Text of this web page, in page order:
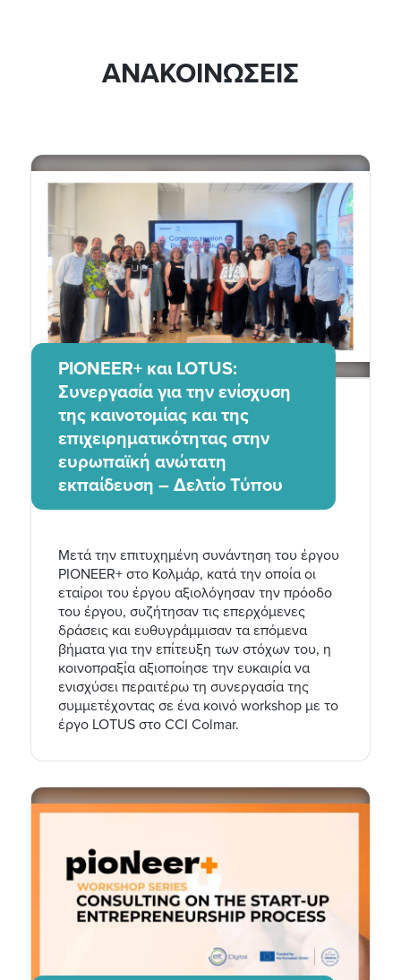
ΑΝΑΚΟΙΝΩΣΕΙΣ
PIONEER+ και LOTUS:
Συνεργασία για την ενίσχυση
της καινοτομίας και της
επιχειρηματικότητας στην
ευρωπαϊκή ανώτατη
εκπαίδευση – Δελτίο Τύπου
Μετά την επιτυχημένη συνάντηση του έργου
PIONEER+ στο Κολμάρ, κατά την οποία οι
εταίροι του έργου αξιολόγησαν την πρόοδο
του έργου, συζήτησαν τις επερχόμενες
δράσεις και ευθυγράμμισαν τα επόμενα
βήματα για την επίτευξη των στόχων του, η
κοινοπραξία αξιοποίησε την ευκαιρία να
ενισχύσει περαιτέρω τη συνεργασία της
συμμετέχοντας σε ένα κοινό workshop με το
έργο LOTUS στο CCI Colmar.